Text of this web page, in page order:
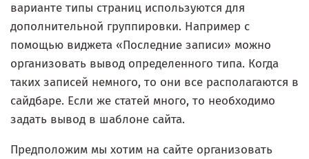
варианте типы страниц используются для
дополнительной группировки. Например с
помощью виджета «Последние записи» можно
организовать вывод определенного типа. Когда
таких записей немного, то они все располагаются в
сайдбаре. Если же статей много, то необходимо
задать вывод в шаблоне сайта.
Предположим мы хотим на сайте организовать